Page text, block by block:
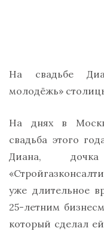
На свадьбе
молодёжь»
На днях в
свадьба этого
Диана,
уже длительное
25-летним
который сделал